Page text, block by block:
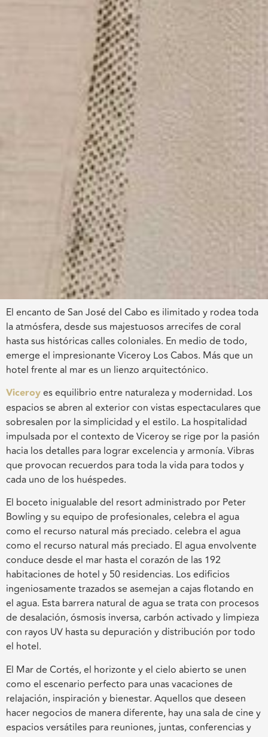
El encanto de San José del Cabo es ilimitado y rodea toda
la atmósfera, desde sus majestuosos arrecifes de coral
hasta sus históricas calles coloniales. En medio de todo,
emerge el impresionante Viceroy Los Cabos. Más que un
hotel frente al mar es un lienzo arquitectónico.
Viceroyes equilibrio entre naturaleza y modernidad. Los
espacios se abren al exterior con vistas espectaculares que
sobresalen por la simplicidad y el estilo. La hospitalidad
impulsada por el contexto de Viceroy se rige por la pasión
hacia los detalles para lograr excelencia y armonía. Vibras
que provocan recuerdos para toda la vida para todos y
cada uno de los huéspedes.
El boceto inigualable del resort administrado por Peter
Bowling y su equipo de profesionales, celebra el agua
como el recurso natural más preciado. celebra el agua
como el recurso natural más preciado. El agua envolvente
conduce desde el mar hasta el corazón de las 192
habitaciones de hotel y 50 residencias. Los edificios
ingeniosamente trazados se asemejan a cajas flotando en
el agua. Esta barrera natural de agua se trata con procesos
de desalación, ósmosis inversa, carbón activado y limpieza
con rayos UV hasta su depuración y distribución por todo
el hotel.
El Mar de Cortés, el horizonte y el cielo abierto se unen
como el escenario perfecto para unas vacaciones de
relajación, inspiración y bienestar. Aquellos que deseen
hacer negocios de manera diferente, hay una sala de cine y
espacios versátiles para reuniones, juntas, conferencias y